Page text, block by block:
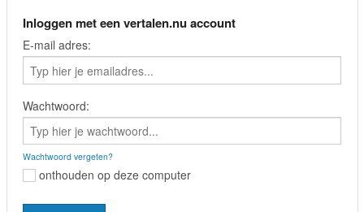
Inloggen met een vertalen.nu account
E-mail adres:
Wachtwoord:
Wachtwoord vergeten?
onthouden op deze computer